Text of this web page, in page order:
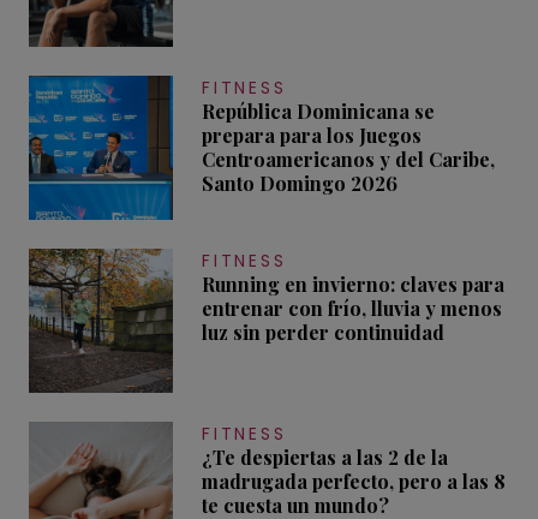
FITNESS
República Dominicana se
prepara para los Juegos
Centroamericanos y del Caribe,
Santo Domingo 2026
FITNESS
Running en invierno: claves para
entrenar con frío, lluvia y menos
luz sin perder continuidad
FITNESS
¿Te despiertas a las 2 de la
madrugada perfecto, pero a las 8
te cuesta un mundo?